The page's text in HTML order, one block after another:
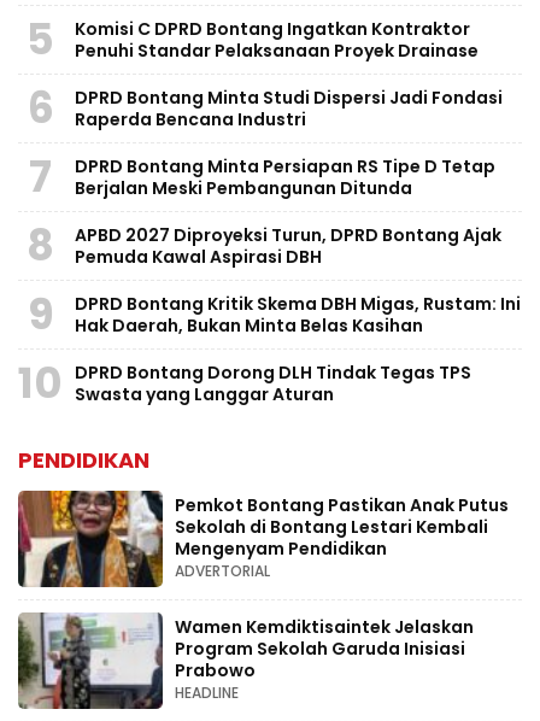
5
Komisi C DPRD Bontang Ingatkan Kontraktor
Penuhi Standar Pelaksanaan Proyek Drainase
6
DPRD Bontang Minta Studi Dispersi Jadi Fondasi
Raperda Bencana Industri
7
DPRD Bontang Minta Persiapan RS Tipe D Tetap
Berjalan Meski Pembangunan Ditunda
8
APBD 2027 Diproyeksi Turun, DPRD Bontang Ajak
Pemuda Kawal Aspirasi DBH
9
DPRD Bontang Kritik Skema DBH Migas, Rustam: Ini
Hak Daerah, Bukan Minta Belas Kasihan
10
DPRD Bontang Dorong DLH Tindak Tegas TPS
Swasta yang Langgar Aturan
PENDIDIKAN
Pemkot Bontang Pastikan Anak Putus
Sekolah di Bontang Lestari Kembali
Mengenyam Pendidikan
ADVERTORIAL
Wamen Kemdiktisaintek Jelaskan
Program Sekolah Garuda Inisiasi
Prabowo
HEADLINE